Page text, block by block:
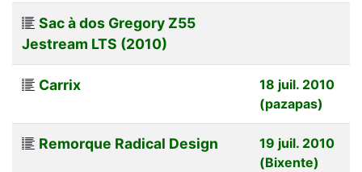
Sac à dos Gregory Z55
Jestream LTS (2010)
Carrix
18 juil. 2010
(pazapas)
Remorque Radical Design
19 juil. 2010
(Bixente)